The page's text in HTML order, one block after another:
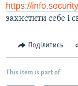
https://
захистити себе і
Поділитись
This item is part of